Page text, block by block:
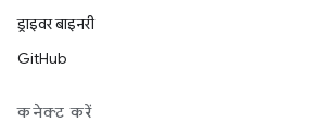
ड्राइवर बाइनरी
GitHub
कनेक्ट करें